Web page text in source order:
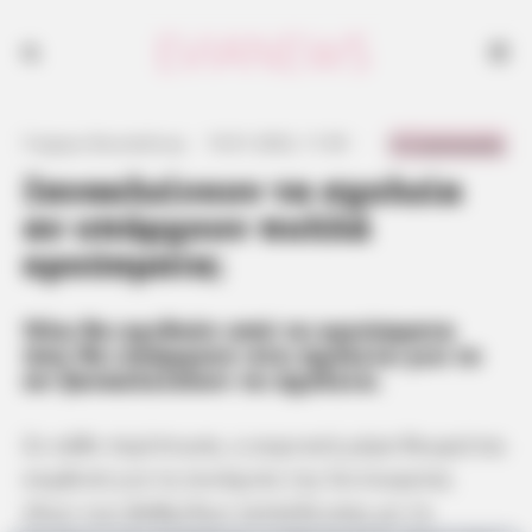
Ξανακλείνουν τα σχολεία
αν υπάρχουν πολλά
κρούσματα;
Όλα θα κριθούν από τα κρούσματα
που θα υπάρχουν στα σχολεία για το